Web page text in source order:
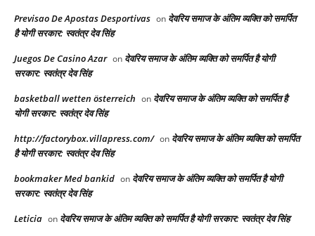
Previsao De Apostas Desportivas on देवरिय समाज के अंतिम व्यक्ति को समर्पित
है योगी सरकार: स्वतंत्र देव सिंह
Juegos De Casino Azar on देवरिय समाज के अंतिम व्यक्ति को समर्पित है योगी
सरकार: स्वतंत्र देव सिंह
basketball wetten österreich on देवरिय समाज के अंतिम व्यक्ति को समर्पित है
योगी सरकार: स्वतंत्र देव सिंह
http://factorybox.villapress.com/ on देवरिय समाज के अंतिम व्यक्ति को समर्पित
है योगी सरकार: स्वतंत्र देव सिंह
bookmaker Med bankid on देवरिय समाज के अंतिम व्यक्ति को समर्पित है योगी
सरकार: स्वतंत्र देव सिंह
Leticia on देवरिय समाज के अंतिम व्यक्ति को समर्पित है योगी सरकार: स्वतंत्र देव सिंह